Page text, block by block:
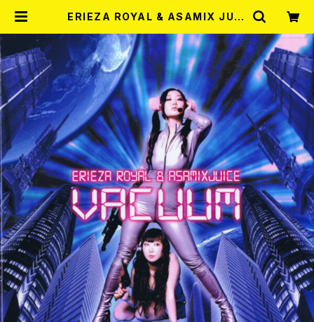
ERIEZA ROYAL & ASAMIX JUIC
ス・ジュース / バキューム CD | REC
ORD SHOP MISERY